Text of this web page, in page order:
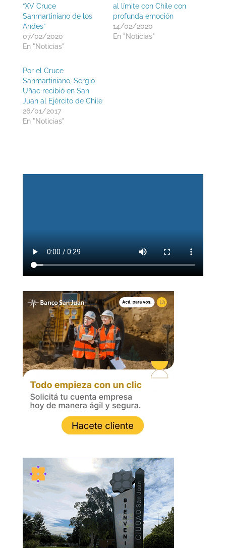
“XV Cruce
Sanmartiniano de los
Andes”
07/02/2020
En "Noticias"
al límite con Chile con
profunda emoción
14/02/2020
En "Noticias"
Por el Cruce
Sanmartiniano, Sergio
Uñac recibió en San
Juan al Ejército de Chile
26/01/2017
En "Noticias"